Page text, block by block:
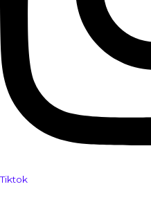
Tiktok